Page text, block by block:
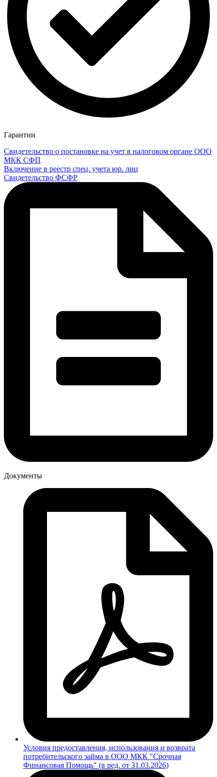
Гарантии
Свидетельство о постановке на учет в налоговом органе ООО
МКК СФП
Включение в реестр спец. учета юр. лиц
Свидетельство ФСФР
Документы
Условия предоставления, использования и возврата
потребительского займа в ООО МКК "Срочная
Финансовая Помощь" (в ред. от 31.03.2026)